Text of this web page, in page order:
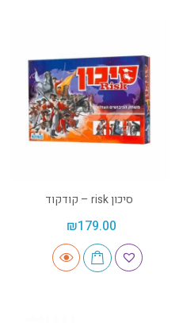
סיכון risk – קודקוד
₪179.00